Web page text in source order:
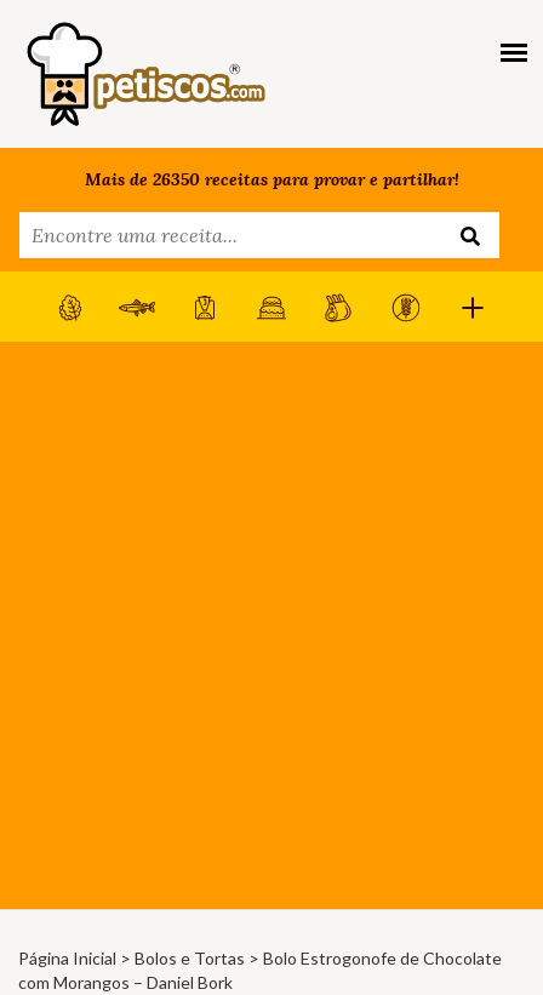
Mais de 26350 receitas para provar e partilhar!
Página Inicial > Bolos e Tortas > Bolo Estrogonofe de Chocolate
com Morangos – Daniel Bork